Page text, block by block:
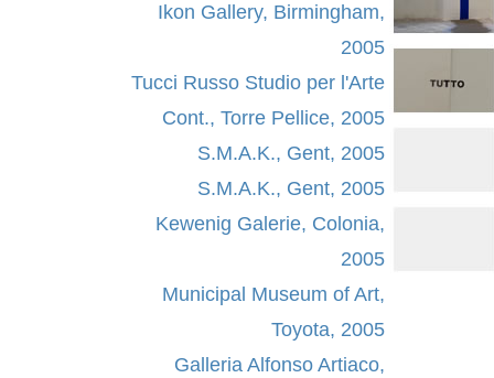
Ikon Gallery, Birmingham,
2005
Tucci Russo Studio per l'Arte
Cont., Torre Pellice, 2005
S.M.A.K., Gent, 2005
S.M.A.K., Gent, 2005
Kewenig Galerie, Colonia,
2005
Municipal Museum of Art,
Toyota, 2005
Galleria Alfonso Artiaco,